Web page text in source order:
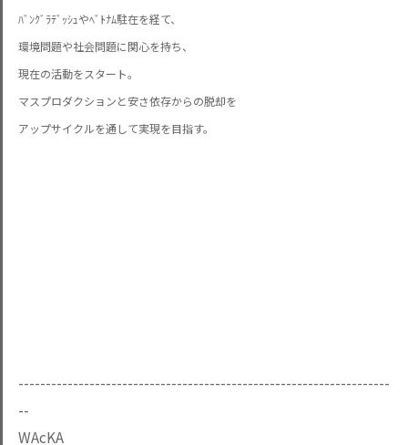
ﾊﾞﾝｸﾞﾗﾃﾞｯｼｭやﾍﾞﾄﾅﾑ駐在を経て、
環境問題や社会問題に関心を持ち、
現在の活動をスタート。
マスプロダクションと安さ依存からの脱却を
アップサイクルを通して実現を目指す。
--------------------------------------------------------------------
--
WAcKA